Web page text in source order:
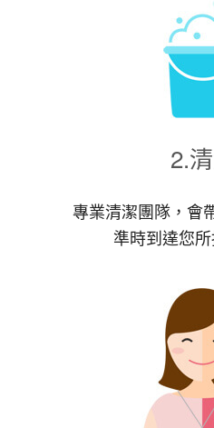
2.
專業清潔團隊，會
準時到達您